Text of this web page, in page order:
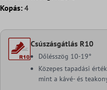
Kopás: 4
Csúszásgátlás R10
Dőlésszög 10-19°
Közepes tapadási
mint a kávé- és